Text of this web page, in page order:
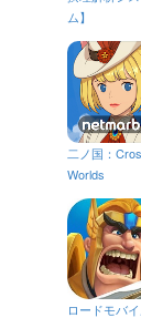
ム】
二ノ国：
Worlds
ロードモバ